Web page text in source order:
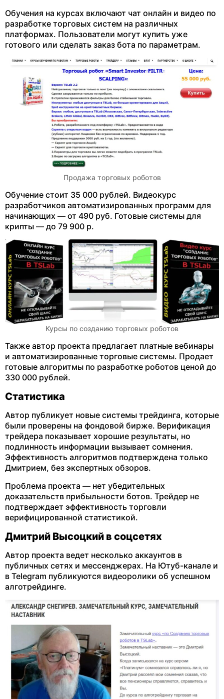
Обучения на курсах включают чат онлайн и видео по
разработке торговых систем на различных
платформах. Пользователи могут купить уже
готового или сделать заказ бота по параметрам.
Продажа торговых роботов
Обучение стоит 35 000 рублей. Видеокурс
разработчиков автоматизированных программ для
начинающих — от 490 руб. Готовые системы для
крипты — до 79 900 р.
Курсы по созданию торговых роботов
Также автор проекта предлагает платные вебинары
и автоматизированные торговые системы. Продает
готовые алгоритмы по разработке роботов ценой до
330 000 рублей.
Статистика
Автор публикует новые системы трейдинга, которые
были проверены на фондовой бирже. Верификация
трейдера показывает хорошие результаты, но
подлинность информации вызывает сомнения.
Эффективность алгоритмов подтверждена только
Дмитрием, без экспертных обзоров.
Проблема проекта — нет убедительных
доказательств прибыльности ботов. Трейдер не
подтверждает эффективность торговли
верифицированной статистикой.
Дмитрий Высоцкий в соцсетях
Автор проекта ведет несколько аккаунтов в
публичных сетях и мессенджерах. На Ютуб-канале и
в Telegram публикуются видеоролики об успешном
алготрейдинге.